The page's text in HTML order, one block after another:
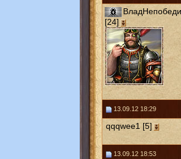
[24]
13.09.12 18:29
qqqwee1 [5]
13.09.12 18:53